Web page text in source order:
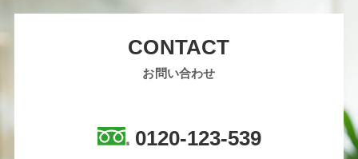
CONTACT
お問い合わせ
0120-123-539